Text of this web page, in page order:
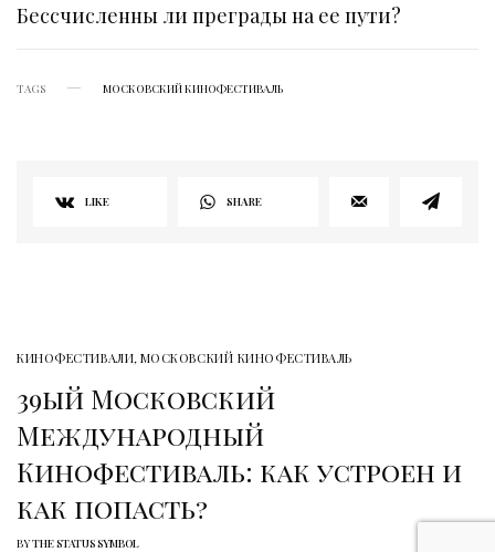
Бессчисленны ли преграды на ее пути?
TAGS МОСКОВСКИЙ КИНОФЕСТИВАЛЬ
LIKE SHARE
КИНОФЕСТИВАЛИ, МОСКОВСКИЙ КИНОФЕСТИВАЛЬ
39ый Московский
Международный
Кинофестиваль: как устроен и
как попасть?
BYTHE STATUS SYMBOL